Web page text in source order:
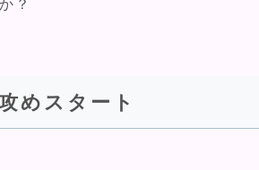
？
めスタート